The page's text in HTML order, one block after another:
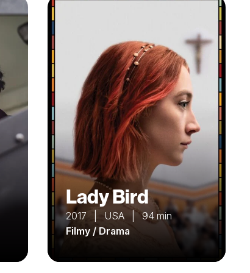
Lady Bird
2017 | USA | 94 min
Filmy / Drama